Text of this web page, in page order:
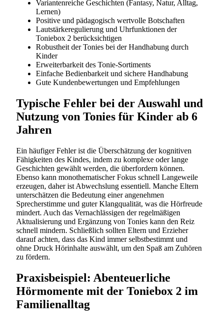
Variantenreiche Geschichten (Fantasy, Natur, Alltag,
Lernen)
Positive und pädagogisch wertvolle Botschaften
Lautstärkeregulierung und Uhrfunktionen der
Toniebox 2 berücksichtigen
Robustheit der Tonies bei der Handhabung durch
Kinder
Erweiterbarkeit des Tonie-Sortiments
Einfache Bedienbarkeit und sichere Handhabung
Gute Kundenbewertungen und Empfehlungen
Typische Fehler bei der Auswahl und
Nutzung von Tonies für Kinder ab 6
Jahren
Ein häufiger Fehler ist die Überschätzung der kognitiven
Fähigkeiten des Kindes, indem zu komplexe oder lange
Geschichten gewählt werden, die überfordern können.
Ebenso kann monothematischer Fokus schnell Langeweile
erzeugen, daher ist Abwechslung essentiell. Manche Eltern
unterschätzen die Bedeutung einer angenehmen
Sprecherstimme und guter Klangqualität, was die Hörfreude
mindert. Auch das Vernachlässigen der regelmäßigen
Aktualisierung und Ergänzung von Tonies kann den Reiz
schnell mindern. Schließlich sollten Eltern und Erzieher
darauf achten, dass das Kind immer selbstbestimmt und
ohne Druck Hörinhalte auswählt, um den Spaß am Zuhören
zu fördern.
Praxisbeispiel: Abenteuerliche
Hörmomente mit der Toniebox 2 im
Familienalltag